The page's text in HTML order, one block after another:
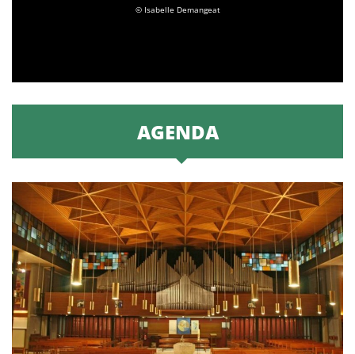
© Isabelle Demangeat
AGENDA